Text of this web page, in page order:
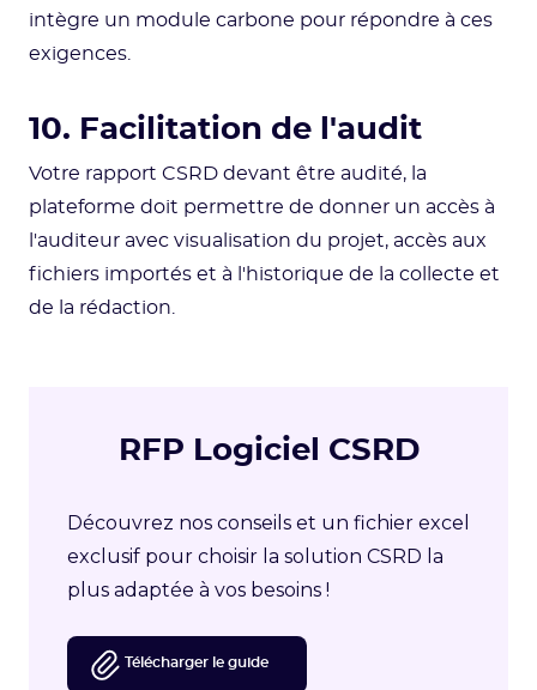
intègre un module carbone pour répondre à ces
exigences.
10. Facilitation de l'audit
Votre rapport CSRD devant être audité, la
plateforme doit permettre de donner un accès à
l'auditeur avec visualisation du projet, accès aux
fichiers importés et à l'historique de la collecte et
de la rédaction.
RFP Logiciel CSRD
Découvrez nos conseils et un fichier excel
exclusif pour choisir la solution CSRD la
plus adaptée à vos besoins !
Télécharger le guide